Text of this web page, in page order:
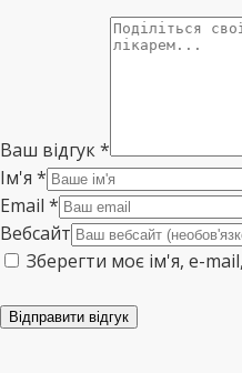
Ваш відгук*
Ім'я *
Email *
Вебсайт
Зберегти моє ім'я, e-
Відправити відгук